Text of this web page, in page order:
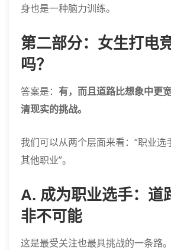
身也是一种脑力训练。
第二部分：女生打电
吗？
答案是： 有，而且道路比想象中更
清现实的挑战。
我们可以从两个层面来看：“职业选
其他职业”。
A. 成为职业选手：道
非不可能
这是最受关注也最具挑战的一条路。